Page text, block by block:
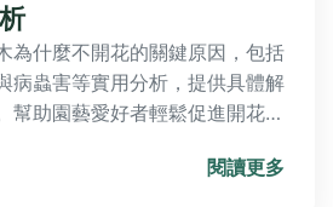
為什麼不開花的關鍵原因，包括
病蟲害等實用分析，提供具體解
幫助園藝愛好者輕鬆促進開花，
閱讀更多